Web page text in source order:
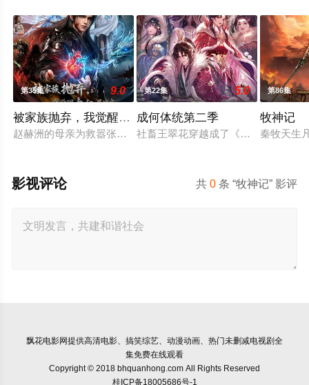
第35集 9.0
被家族抛弃，我觉醒九亿属性点
赵赫洲的母亲为救嚣张跋扈的长女赵馨儿，不惜在身怀六甲之
第22集 5.0
成何体统第二季
社畜王翠花穿越成了《恶魔宠妃》中
第86集
牧神记
秦牧天生
共0 条 “牧神记” 影评
影视评论
飘花电影网提供高清电影、搞笑综艺、动漫动画、热门未删减电视剧全
集免费在线观看
Copyright © 2018 bhquanhong.com All Rights Reserved
桂ICP备18005686号-1